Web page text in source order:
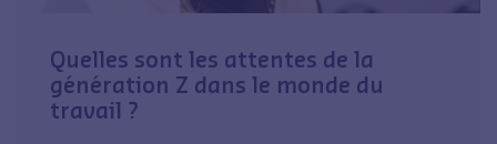
Quelles sont les attentes de la
génération Z dans le monde du
travail ?